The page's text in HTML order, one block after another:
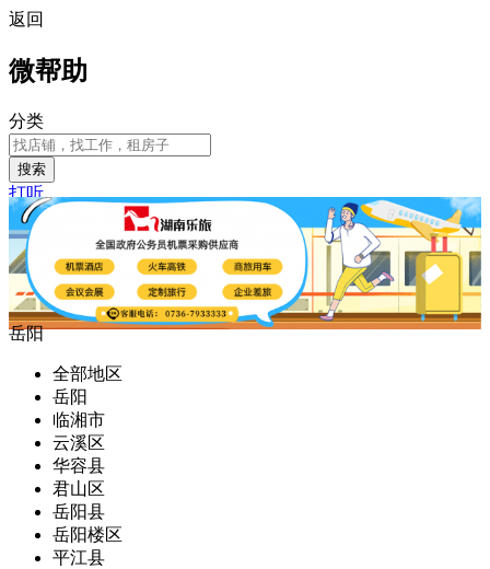
返回
微帮助
分类
搜索
打听
岳阳
全部地区
岳阳
临湘市
云溪区
华容县
君山区
岳阳县
岳阳楼区
平江县